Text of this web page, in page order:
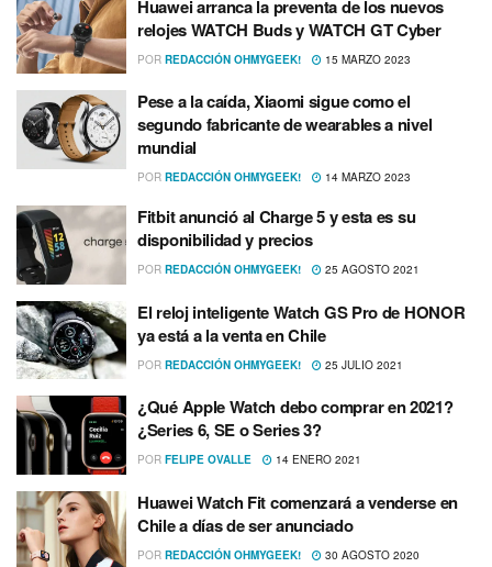
Huawei arranca la preventa de los nuevos
relojes WATCH Buds y WATCH GT Cyber
POR REDACCIÓN OHMYGEEK! 15 MARZO 2023
Pese a la caída, Xiaomi sigue como el
segundo fabricante de wearables a nivel
mundial
POR REDACCIÓN OHMYGEEK! 14 MARZO 2023
Fitbit anunció al Charge 5 y esta es su
disponibilidad y precios
POR REDACCIÓN OHMYGEEK! 25 AGOSTO 2021
El reloj inteligente Watch GS Pro de HONOR
ya está a la venta en Chile
POR REDACCIÓN OHMYGEEK! 25 JULIO 2021
¿Qué Apple Watch debo comprar en 2021?
¿Series 6, SE o Series 3?
POR FELIPE OVALLE 14 ENERO 2021
Huawei Watch Fit comenzará a venderse en
Chile a dí­as de ser anunciado
POR REDACCIÓN OHMYGEEK! 30 AGOSTO 2020